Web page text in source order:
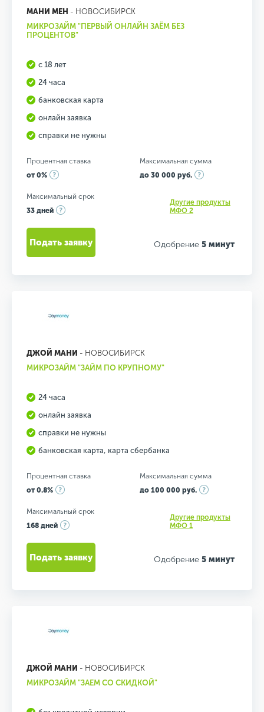
МАНИ МЕН - НОВОСИБИРСК
МИКРОЗАЙМ "ПЕРВЫЙ ОНЛАЙН ЗАЁМ БЕЗ
ПРОЦЕНТОВ"
с 18 лет
24 часа
банковская карта
онлайн заявка
справки не нужны
Процентная ставка
от 0%
Максимальная сумма
до 30 000 руб.
Максимальный срок
33 дней
Другие продукты
МФО 2
Одобрение 5 минут
Подать заявку
ДЖОЙ МАНИ - НОВОСИБИРСК
МИКРОЗАЙМ "ЗАЙМ ПО КРУПНОМУ"
24 часа
онлайн заявка
справки не нужны
банковская карта, карта сбербанка
Процентная ставка
от 0.8%
Максимальная сумма
до 100 000 руб.
Максимальный срок
168 дней
Другие продукты
МФО 1
Одобрение 5 минут
Подать заявку
ДЖОЙ МАНИ - НОВОСИБИРСК
МИКРОЗАЙМ "ЗАЕМ СО СКИДКОЙ"